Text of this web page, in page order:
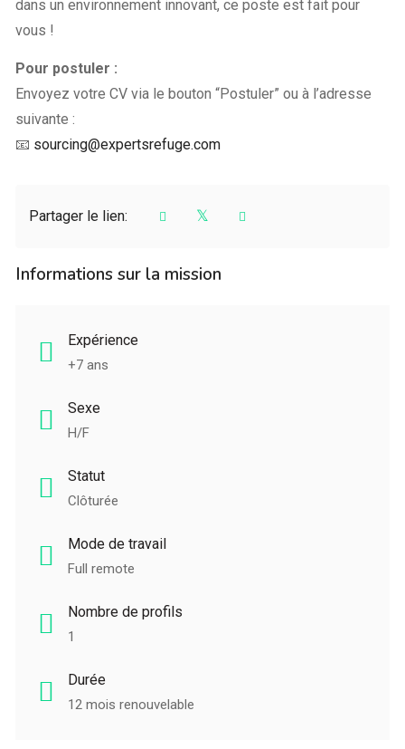
dans un environnement innovant, ce poste est fait pour
vous !
Pour postuler :
Envoyez votre CV via le bouton “Postuler” ou à l’adresse
suivante :
📧 sourcing@expertsrefuge.com
Partager le lien:
Informations sur la mission
Expérience
+7 ans
Sexe
H/F
Statut
Clôturée
Mode de travail
Full remote
Nombre de profils
1
Durée
12 mois renouvelable